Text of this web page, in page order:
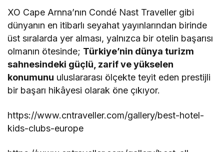
XO Cape Arnna’nın Condé Nast Traveller gibi
dünyanın en itibarlı seyahat yayınlarından birinde
üst sıralarda yer alması, yalnızca bir otelin başarısı
olmanın ötesinde; Türkiye’nin dünya turizm
sahnesindeki güçlü, zarif ve yükselen
konumunu uluslararası ölçekte teyit eden prestijli
bir başarı hikâyesi olarak öne çıkıyor.
https://www.cntraveller.com/gallery/best-hotel-
kids-clubs-europe